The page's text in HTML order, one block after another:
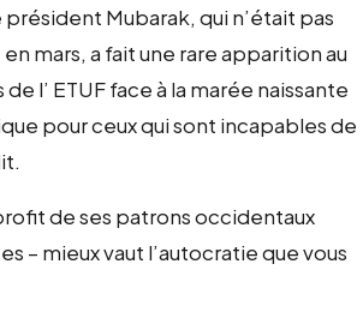
Mubarak, qui n’était pas
mars, a fait une rare apparition au
l’ ETUF face à la marée naissante
pour ceux qui sont incapables de
de ses patrons occidentaux
– mieux vaut l’autocratie que vous